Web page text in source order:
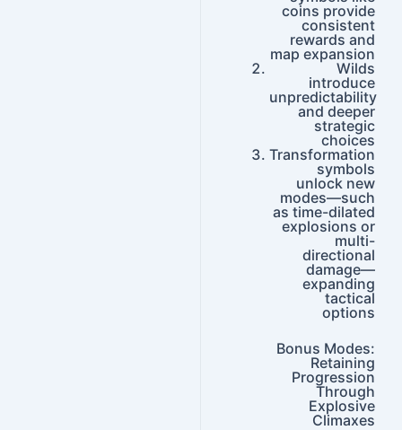
coins provide
consistent
rewards and
map expansion
Wilds
introduce
unpredictability
and deeper
strategic
choices
Transformation
symbols
unlock new
modes—such
as time-dilated
explosions or
multi-
directional
damage—
expanding
tactical
options
Bonus Modes:
Retaining
Progression
Through
Explosive
Climaxes